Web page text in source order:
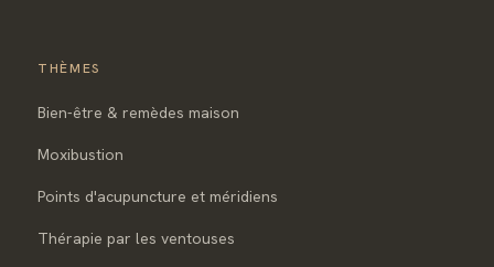
THÈMES
Bien-être & remèdes maison
Moxibustion
Points d'acupuncture et méridiens
Thérapie par les ventouses